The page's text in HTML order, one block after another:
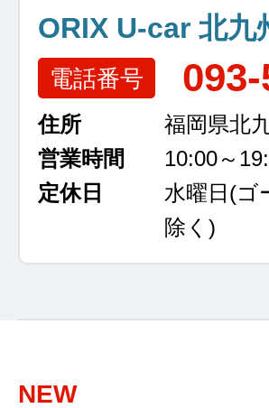
ORIX U-car 北九
電話番号
住所
福岡県北
営業時間
10:00～
定休日
水曜日 (ゴ
除く)
NEW